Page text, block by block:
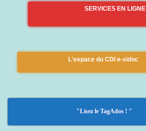
SERVICES EN LIGNE
L'espace du CDI e-sidoc
"Lisez le TagAdos ! "